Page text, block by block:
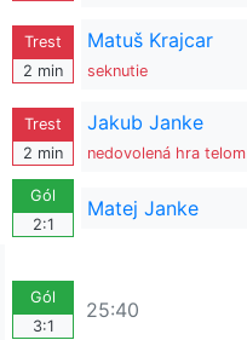
Trest
2 min
Matuš Krajcar
seknutie
Trest
2 min
Jakub Janke
nedovolená hra telom
Gól
2:1
Matej Janke
Gól
3:1
25:40